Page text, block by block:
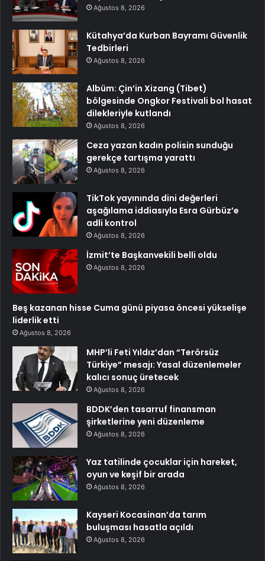
Ağustos 8, 2026
Kütahya’da Kurban Bayramı Güvenlik
Tedbirleri
Ağustos 8, 2026
Albüm: Çin’in Xizang (Tibet)
bölgesinde Ongkor Festivali bol hasat
dilekleriyle kutlandı
Ağustos 8, 2026
Ceza yazan kadın polisin sunduğu
gerekçe tartışma yarattı
Ağustos 8, 2026
TikTok yayınında dini değerleri
aşağılama iddiasıyla Esra Gürbüz’e
adli kontrol
Ağustos 8, 2026
İzmit’te Başkanvekili belli oldu
Ağustos 8, 2026
Beş kazanan hisse Cuma günü piyasa öncesi yükselişe
liderlik etti
Ağustos 8, 2026
MHP’li Feti Yıldız’dan “Terörsüz
Türkiye” mesajı: Yasal düzenlemeler
kalıcı sonuç üretecek
Ağustos 8, 2026
BDDK’den tasarruf finansman
şirketlerine yeni düzenleme
Ağustos 8, 2026
Yaz tatilinde çocuklar için hareket,
oyun ve keşif bir arada
Ağustos 8, 2026
Kayseri Kocasinan’da tarım
buluşması hasatla açıldı
Ağustos 8, 2026